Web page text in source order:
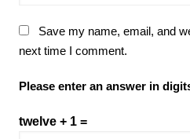
Save my name, email, and
next time I comment.
Please enter an answer in
twelve + 1 =